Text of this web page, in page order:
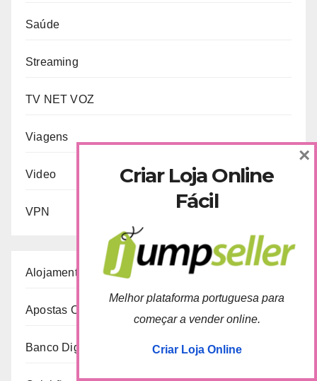
Saúde
Streaming
TV NET VOZ
Viagens
Video
VPN
Alojamento
Apostas Online
Banco Digital
Criar Loja Online
Fácil
Melhor plataforma portuguesa para
começar a vender online.
Criar Loja Online
×